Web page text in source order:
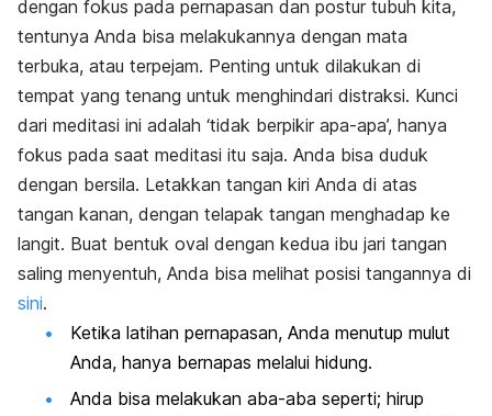
dengan fokus pada pernapasan dan postur tubuh kita,
tentunya Anda bisa melakukannya dengan mata
terbuka, atau terpejam. Penting untuk dilakukan di
tempat yang tenang untuk menghindari distraksi. Kunci
dari meditasi ini adalah ‘tidak berpikir apa-apa’, hanya
fokus pada saat meditasi itu saja. Anda bisa duduk
dengan bersila. Letakkan tangan kiri Anda di atas
tangan kanan, dengan telapak tangan menghadap ke
langit. Buat bentuk oval dengan kedua ibu jari tangan
saling menyentuh, Anda bisa melihat posisi tangannya di
sini.
Ketika latihan pernapasan, Anda menutup mulut
Anda, hanya bernapas melalui hidung.
Anda bisa melakukan aba-aba seperti; hirup